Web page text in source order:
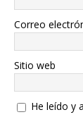
Correo
Sitio web
He leído y